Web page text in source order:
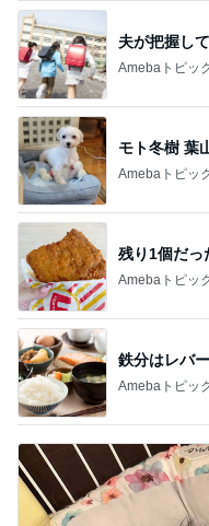
夫が把握し
Amebaトピッ
モト冬樹 葉
Amebaトピッ
残り1個だっ
Amebaトピッ
鉄分はレバ
Amebaトピッ